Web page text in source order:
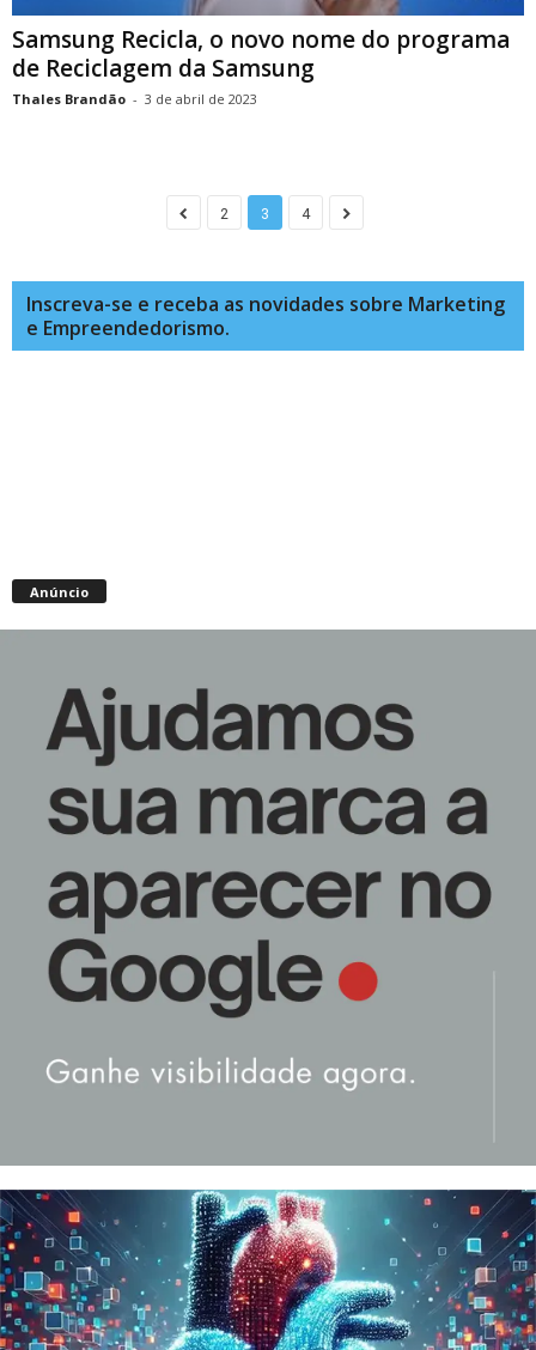
Samsung Recicla, o novo nome do programa
de Reciclagem da Samsung
Thales Brandão - 3 de abril de 2023
2 3 4
Inscreva-se e receba as novidades sobre Marketing
e Empreendedorismo.
Anúncio